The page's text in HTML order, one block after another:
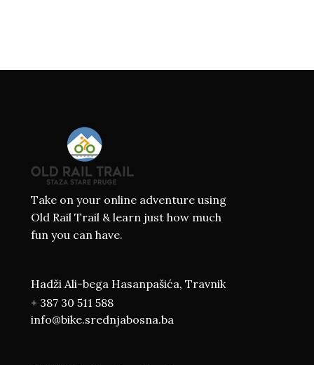
Take on your online adventure using
Old Rail Trail & learn just how much
fun you can have.
Hadži Ali-bega Hasanpašića, Travnik
+ 387 30 511 588
info@bike.srednjabosna.ba